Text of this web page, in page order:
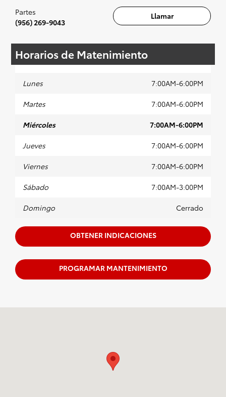
Llamar
Partes
(956) 269-9043
Horarios de Matenimiento
Lunes 7:00AM-6:00PM
Martes 7:00AM-6:00PM
Miércoles 7:00AM-6:00PM
Jueves 7:00AM-6:00PM
Viernes 7:00AM-6:00PM
Sábado 7:00AM-3:00PM
Domingo Cerrado
OBTENER INDICACIONES
PROGRAMAR MANTENIMIENTO